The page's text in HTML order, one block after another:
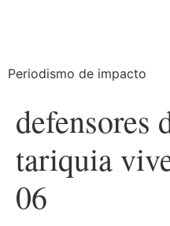
Periodismo de impacto
defensores
tariquia
06